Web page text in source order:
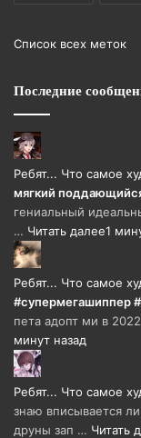
Список всех меток
Последние
Ребят... Что самое
мягкий
гениальный
… Читать далее1
Ребят... Что самое
#супермегашиппер
пета адопт ми в
минут назад
Ребят... Что самое
знаю вписывается
друны зап … Читать